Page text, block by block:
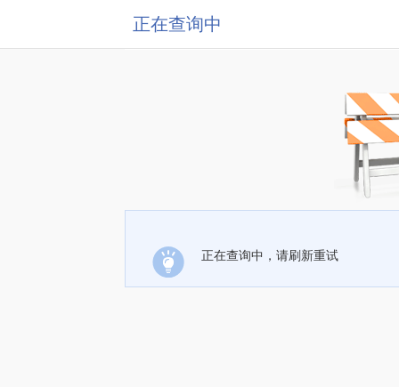
正在查询中
正在查询中，请刷新重试